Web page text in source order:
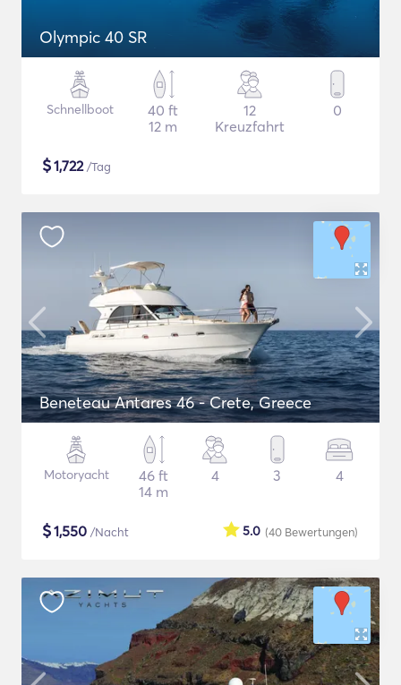
Olympic 40 SR
Schnellboot
40 ft
12 m
12
Kreuzfahrt
0
$1,722/Tag
Beneteau Antares 46 - Crete, Greece
Motoryacht
46 ft
14 m
4 3 4
$1,550 /Nacht (40 Bewertungen)
5.0